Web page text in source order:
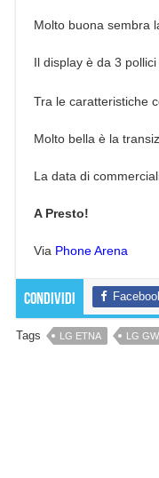
Molto buona sembra
Il display è da 3
Tra le caratteristiche
Molto bella è la
La data di
A Presto!
Via Phone Arena
Condividi
Tags LG ETNA LG